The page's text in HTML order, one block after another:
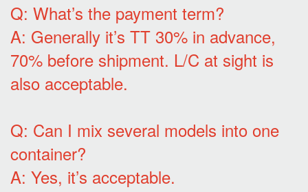
Q: What’s the payment term?
A: Generally it’s TT 30% in advance,
70% before shipment. L/C at sight is
also acceptable.
Q: Can I mix several models into one
container?
A: Yes, it’s acceptable.